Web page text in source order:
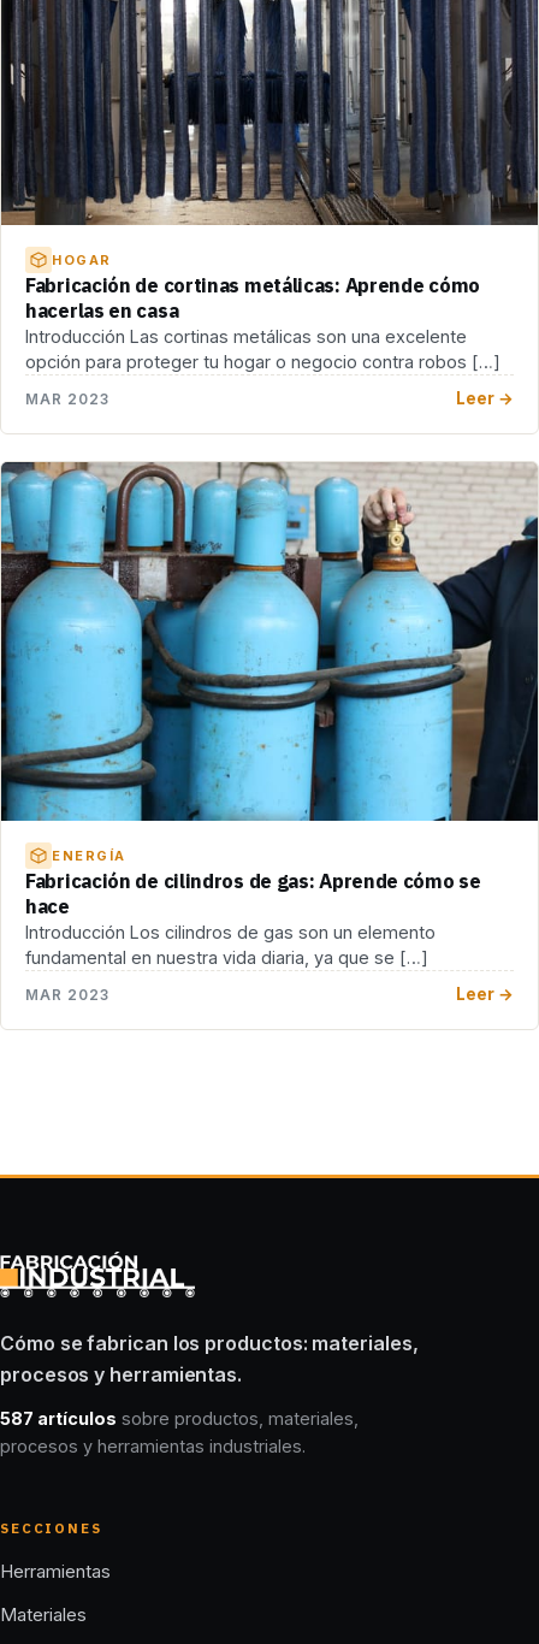
HOGAR
Fabricación de cortinas metálicas: Aprende cómo
hacerlas en casa
Introducción Las cortinas metálicas son una excelente
opción para proteger tu hogar o negocio contra robos […]
MAR 2023 Leer →
ENERGÍA
Fabricación de cilindros de gas: Aprende cómo se
hace
Introducción Los cilindros de gas son un elemento
fundamental en nuestra vida diaria, ya que se […]
MAR 2023 Leer →
Cómo se fabrican los productos: materiales,
procesos y herramientas.
587 artículos sobre productos, materiales,
procesos y herramientas industriales.
SECCIONES
Herramientas
Materiales